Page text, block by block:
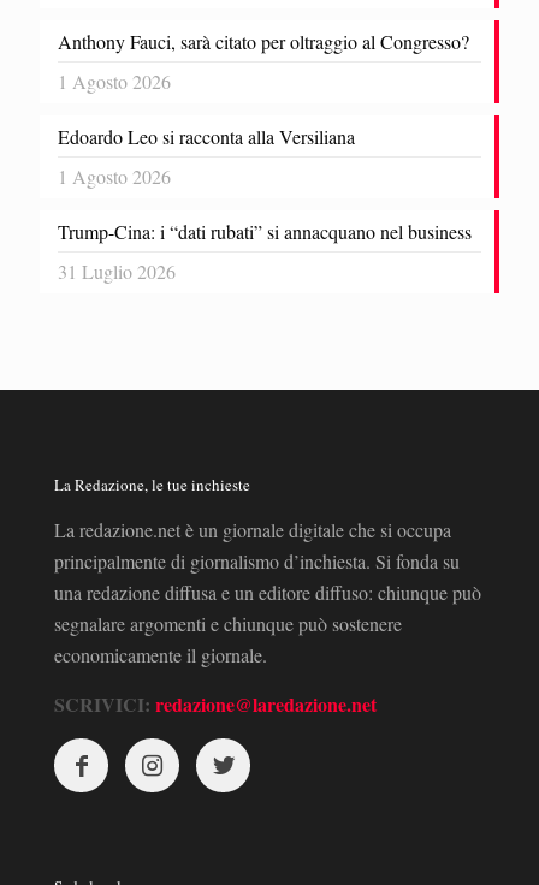
Anthony Fauci, sarà citato per oltraggio al Congresso?
1 Agosto 2026
Edoardo Leo si racconta alla Versiliana
1 Agosto 2026
Trump-Cina: i “dati rubati” si annacquano nel business
31 Luglio 2026
La Redazione, le tue inchieste
La redazione.net è un giornale digitale che si occupa
principalmente di giornalismo d’inchiesta. Si fonda su
una redazione diffusa e un editore diffuso: chiunque può
segnalare argomenti e chiunque può sostenere
economicamente il giornale.
SCRIVICI: redazione@laredazione.net